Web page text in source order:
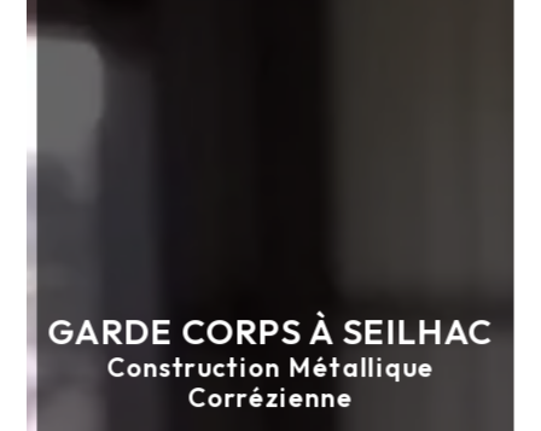
GARDE CORPS À SEILHAC
Construction Métallique
Corrézienne